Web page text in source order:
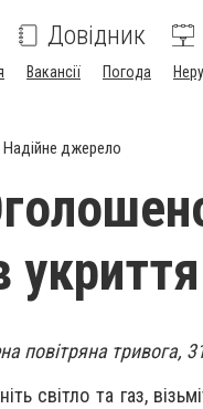
Довідник
Вакансії Погода
Надійне джерело
укриття
повітряна тривога,
світло та газ,